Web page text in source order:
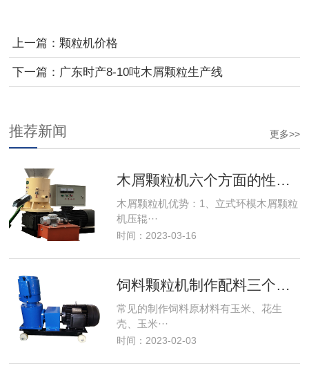
上一篇： 颗粒机价格
下一篇： 广东时产8-10吨木屑颗粒生产线
更多>>
推荐新闻
木屑颗粒机六个方面的性能优势
木屑颗粒机优势：1、立式环模木屑颗粒
机压辊···
时间：2023-03-16
饲料颗粒机制作配料三个原则
常见的制作饲料原材料有玉米、花生
壳、玉米···
时间：2023-02-03